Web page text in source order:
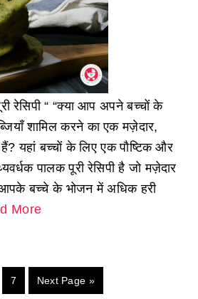
रेसिपी “ “क्या आप अपने बच्चों के
शामिल करने का एक मज़ेदार,
हैं? यहां बच्चों के लिए एक पौष्टिक और
पालक पूरी रेसिपी है जो मज़ेदार
बच्चे के भोजन में अधिक हरी
More
7 Next Page »